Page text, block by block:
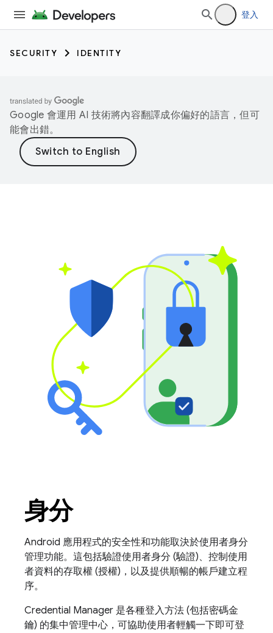
登入
SECURITY IDENTITY
Google 會運用 AI 技術將內容翻譯成你偏好的語言，但可
能會出錯。
身分
Android 應用程式的安全性和功能取決於使用者身分
管理功能。這包括驗證使用者身分 (驗證)、控制使用
者資料的存取權 (授權)，以及提供順暢的帳戶建立程
序。
Credential Manager 是各種登入方法 (包括密碼金
鑰) 的集中管理中心，可協助使用者輕觸一下即可登